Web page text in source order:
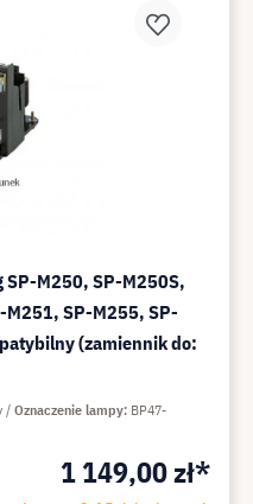
SP-M250, SP-M250S,
M251, SP-M255, SP-
(zamiennik do:
1 149,00 zł*
Oznaczenie lampy BP47-